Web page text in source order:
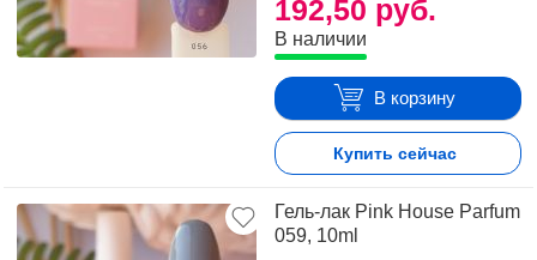
192,50 руб.
В наличии
В корзину
Купить сейчас
Гель-лак Pink House Parfum
059, 10ml